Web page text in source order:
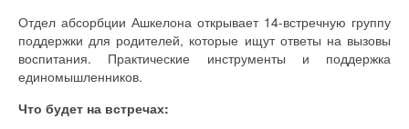
Отдел абсорбции Ашкелона открывает 14-встречную группу
поддержки для родителей, которые ищут ответы на вызовы
воспитания. Практические инструменты и поддержка
единомышленников.
Что будет на встречах: